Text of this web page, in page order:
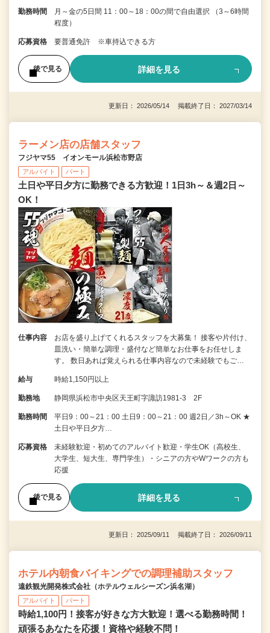
勤務時間
月～金の5日間 11：00～18：00の間で自由選択 （3～6時間
程度）
応募資格 要普通免許 ※車持込できる方
後で見る 詳細を見る
更新日： 2026/05/14 掲載終了日： 2027/03/14
ラーメン店の店舗スタッフ
フジヤマ55 イオンモール浜松市野店
アルバイト パート
土日や平日夕方に勤務できる方歓迎！1日3h～＆週2日～
OK！
仕事内容
お店を盛り上げてくれるスタッフを大募集！ 接客や片付け、
皿洗い・簡単な調理・盛付など簡単なお仕事をお任せしま
す。 数日あれば覚えられる仕事内容なので未経験でもご…
給与 時給1,150円以上
勤務地 静岡県浜松市中央区天王町字諏訪1981-3 2F
勤務時間
平日9：00～21：00 土日9：00～21：00 週2日／3h～OK ★
土日や平日夕方…
応募資格
未経験歓迎・初めてのアルバイト歓迎・学生OK（高校生、
大学生、短大生、専門学生）・シニアの方やWワークの方も
応援
後で見る 詳細を見る
更新日： 2025/09/11 掲載終了日： 2026/09/11
ホテル内朝食バイキングでの調理補助スタッフ
遠鉄観光開発株式会社（ホテルウェルシーズン浜名湖）
アルバイト パート
時給1,100円！接客が好きな方大歓迎！選べる勤務時間！
頑張るあなたを応援！資格や経験不問！